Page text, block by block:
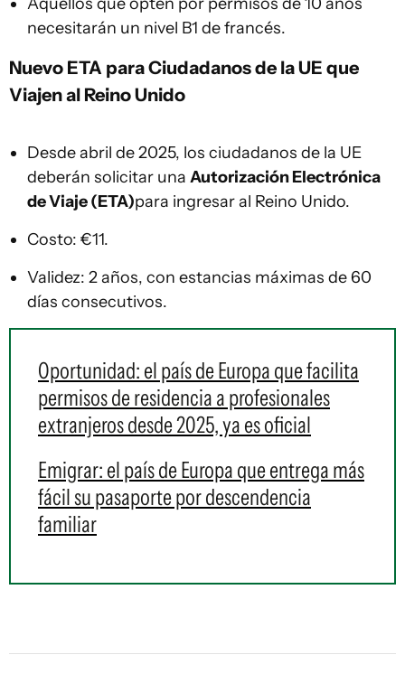
necesitarán un nivel B1 de francés.
Nuevo ETA para Ciudadanos de la UE que
Viajen al Reino Unido
Desde abril de 2025, los ciudadanos de la UE
deberán solicitar una Autorización Electrónica
de Viaje (ETA)para ingresar al Reino Unido.
Costo: €11.
Validez: 2 años, con estancias máximas de 60
días consecutivos.
Oportunidad: el país de Europa que facilita
permisos de residencia a profesionales
extranjeros desde 2025, ya es oficial
Emigrar: el país de Europa que entrega más
fácil su pasaporte por descendencia
familiar